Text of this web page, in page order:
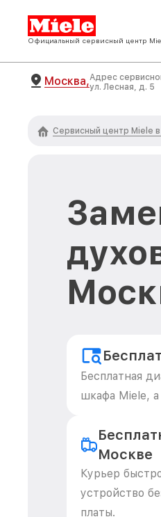
Официальный сервисный центр
Москва,Адрес
ул. Лесная, д. 5
Сервисный центр Miele
Бесплатная
шкафа Miele,
Москве
Курьер
устройство
платы.